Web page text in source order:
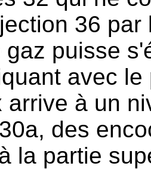
36
gaz puisse
avec
arrive à un
des
la partie